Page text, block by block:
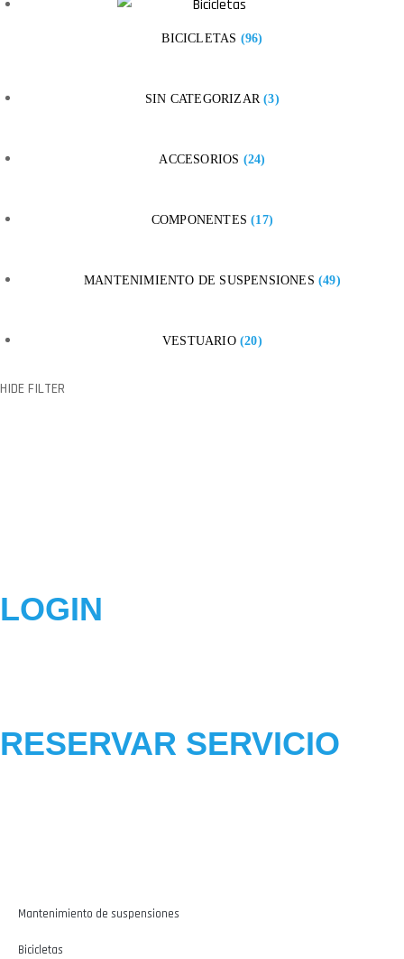
BICICLETAS (96)
SIN CATEGORIZAR(3)
ACCESORIOS (24)
COMPONENTES(17)
MANTENIMIENTO DE SUSPENSIONES (49)
VESTUARIO (20)
HIDE FILTER
LOGIN
RESERVAR SERVICIO
Mantenimiento de suspensiones
Bicicletas